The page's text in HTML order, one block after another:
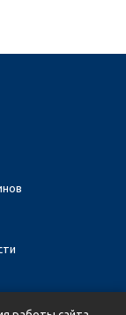
сетях: